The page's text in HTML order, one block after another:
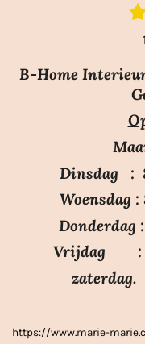
e
1
e
r
B-Home
Dinsdag :
Woensdag
Donderdag
Vrijdag :
https://www.marie-